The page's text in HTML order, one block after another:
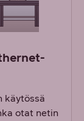
käytössä
otat netin